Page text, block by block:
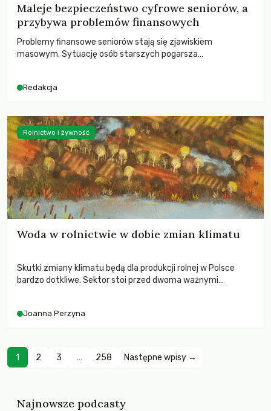
Maleje bezpieczeństwo cyfrowe seniorów, a
przybywa problemów finansowych
Problemy finansowe seniorów stają się zjawiskiem
masowym. Sytuację osób starszych pogarsza
Redakcja
Woda w rolnictwie w dobie zmian klimatu
Skutki zmiany klimatu będą dla produkcji rolnej w Polsce
bardzo dotkliwe. Sektor stoi przed dwoma ważnymi
zachodzących zmian klimatycznych. Wymagać to będzie
Joanna Perzyna
Rolnictwo i żywność
1 2 3 … 258 Następne wpisy →
Najnowsze podcasty